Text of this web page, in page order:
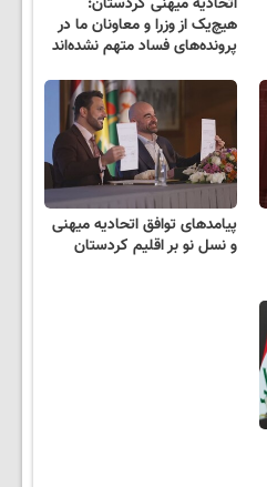
هیچ‌یک از وزرا و معاونان ما در
پرونده‌های فساد متهم نشده‌اند
پیامدهای توافق اتحادیه میهنی
و نسل نو بر اقلیم کردستان